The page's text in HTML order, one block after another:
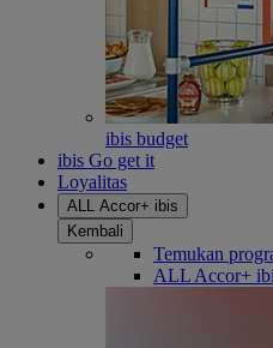
ibis budget
ibis Go get it
Loyalitas
ALL Accor+ ibis
Kembali
Temukan
ALL Accor+